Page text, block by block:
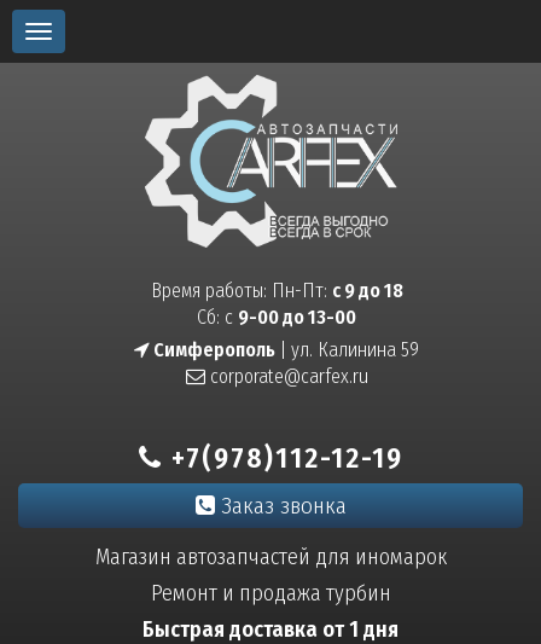
Toggle
navigation
Время работы: Пн-Пт: с 9 до 18
Сб: с 9-00 до 13-00
Симферополь | ул. Калинина 59
corporate@carfex.ru
+7(978)112-12-19
Заказ звонка
Магазин автозапчастей для иномарок
Ремонт и продажа турбин
Быстрая доставка от 1 дня